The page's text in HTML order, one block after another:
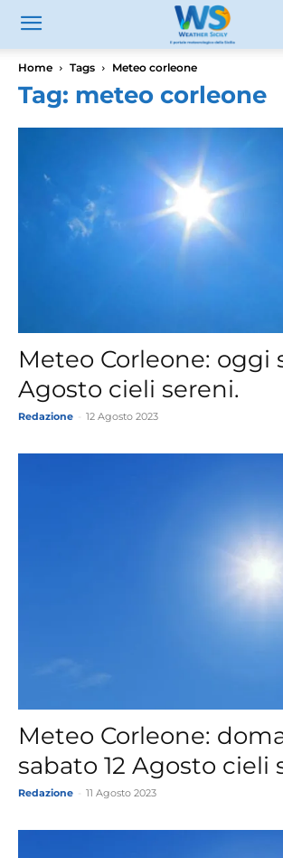
Home Tags Meteo corleone
Tag: meteo corleone
Meteo Corleone: oggi
Agosto cieli sereni.
Redazione 12 Agosto 2023
Meteo Corleone:
sabato 12 Agosto cieli
Redazione 11 Agosto 2023